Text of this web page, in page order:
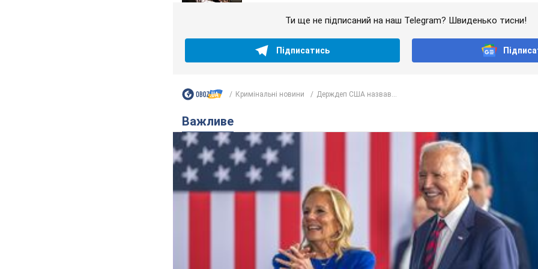
Ти ще не підписаний на наш Telegram? Швиденько тисни!
Підписатись
Кримінальні новини Держдеп США назвав...
Важливе